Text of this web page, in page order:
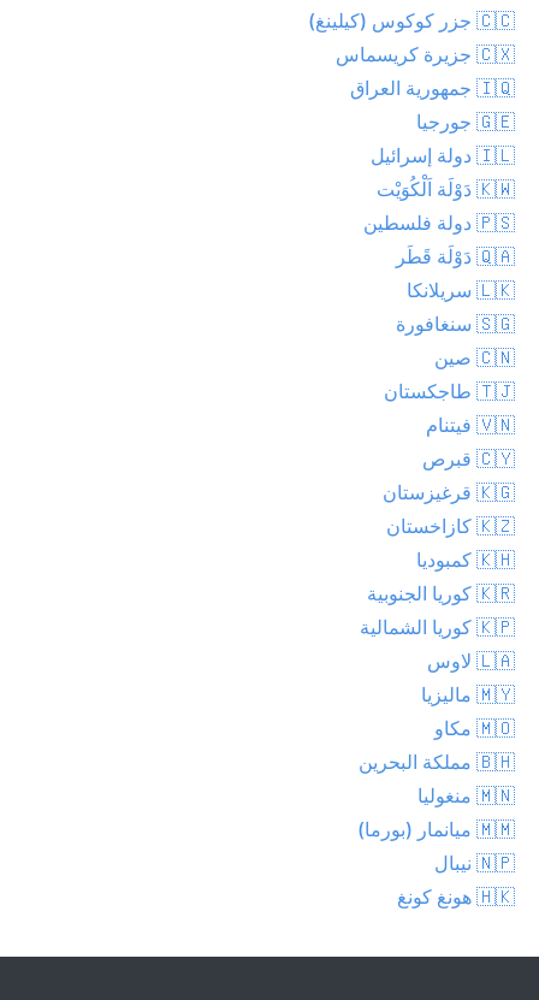
🇨🇨 جزر كوكوس (كيلينغ)
🇨🇽 جزيرة كريسماس
🇮🇶 جمهورية العراق
🇬🇪 جورجيا
🇮🇱 دولة إسرائيل
🇰🇼 دَوْلَة اَلْكُوَيْت
🇵🇸 دولة فلسطين
🇶🇦 دَوْلَة قَطَر
🇱🇰 سريلانكا
🇸🇬 سنغافورة
🇨🇳 صين
🇹🇯 طاجكستان
🇻🇳 فيتنام
🇨🇾 قبرص
🇰🇬 قرغيزستان
🇰🇿 كازاخستان
🇰🇭 كمبوديا
🇰🇷 كوريا الجنوبية
🇰🇵 كوريا الشمالية
🇱🇦 لاوس
🇲🇾 ماليزيا
🇲🇴 مكاو
🇧🇭 مملكة البحرين
🇲🇳 منغوليا
🇲🇲 ميانمار (بورما)
🇳🇵 نيبال
🇭🇰 هونغ كونغ